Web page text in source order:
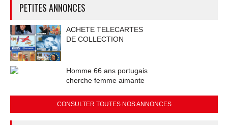
PETITES ANNONCES
ACHETE TELECARTES
DE COLLECTION
Homme 66 ans portugais
cherche femme aimante
CONSULTER TOUTES NOS ANNONCES